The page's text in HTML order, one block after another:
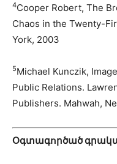
4Cooper Robert, The
Chaos in the Twenty-
York, 2003
5Michael Kunczik,
Public Relations.
Publishers. Mahwah,
Օգտագործած